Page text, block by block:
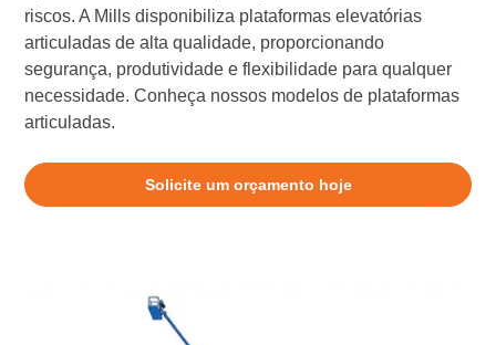
riscos. A Mills disponibiliza plataformas elevatórias
articuladas de alta qualidade, proporcionando
segurança, produtividade e flexibilidade para qualquer
necessidade. Conheça nossos modelos de plataformas
articuladas.
Solicite um orçamento hoje